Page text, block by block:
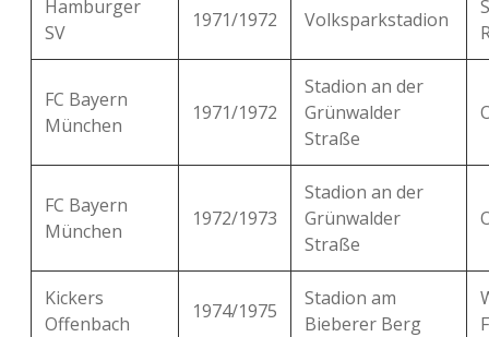
Hamburger
SV
1971/1972 Volksparkstadion
FC Bayern
München
1971/1972
Stadion an der
Grünwalder
Straße
FC Bayern
München
1972/1973
Stadion an der
Grünwalder
Straße
Kickers
Offenbach
1974/1975
Stadion am
Bieberer Berg